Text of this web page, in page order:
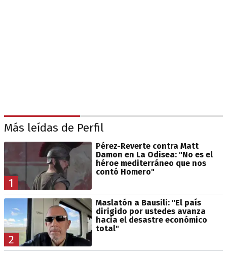
Más leídas de Perfil
1
Pérez-Reverte contra Matt
Damon en La Odisea: "No es el
héroe mediterráneo que nos
contó Homero"
2
Maslatón a Bausili: "El país
dirigido por ustedes avanza
hacia el desastre económico
total"